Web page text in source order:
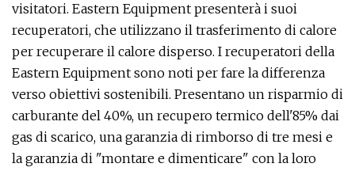
visitatori. Eastern Equipment presenterà i suoi
recuperatori, che utilizzano il trasferimento di calore
per recuperare il calore disperso. I recuperatori della
Eastern Equipment sono noti per fare la differenza
verso obiettivi sostenibili. Presentano un risparmio di
carburante del 40%, un recupero termico dell'85% dai
gas di scarico, una garanzia di rimborso di tre mesi e
la garanzia di "montare e dimenticare" con la loro